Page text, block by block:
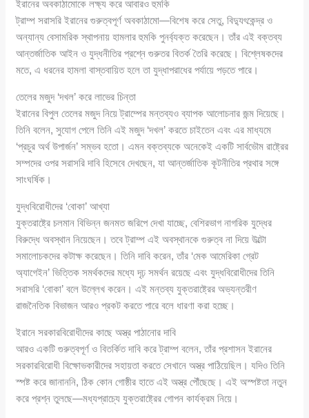
ইরানের অবকাঠামোকে লক্ষ্য করে আবারও হুমকি
ট্রাম্প সরাসরি ইরানের গুরুত্বপূর্ণ অবকাঠামো—বিশেষ করে সেতু, বিদ্যুৎকেন্দ্র ও
অন্যান্য বেসামরিক স্থাপনায় হামলার হুমকি পুনর্ব্যক্ত করেছেন। তাঁর এই বক্তব্য
আন্তর্জাতিক আইন ও যুদ্ধনীতির প্রশ্নে গুরুতর বিতর্ক তৈরি করেছে। বিশ্লেষকদের
মতে, এ ধরনের হামলা বাস্তবায়িত হলে তা যুদ্ধাপরাধের পর্যায়ে পড়তে পারে।
তেলের মজুদ ‘দখল’ করে লাভের চিন্তা
ইরানের বিপুল তেলের মজুদ নিয়ে ট্রাম্পের মন্তব্যও ব্যাপক আলোচনার জন্ম দিয়েছে।
তিনি বলেন, সুযোগ পেলে তিনি এই মজুদ ‘দখল’ করতে চাইতেন এবং এর মাধ্যমে
‘প্রচুর অর্থ উপার্জন’ সম্ভব হতো। এমন বক্তব্যকে অনেকেই একটি সার্বভৌম রাষ্ট্রের
সম্পদের ওপর সরাসরি দাবি হিসেবে দেখছেন, যা আন্তর্জাতিক কূটনীতির প্রথার সঙ্গে
সাংঘর্ষিক।
যুদ্ধবিরোধীদের ‘বোকা’ আখ্যা
যুক্তরাষ্ট্রে চলমান বিভিন্ন জনমত জরিপে দেখা যাচ্ছে, বেশিরভাগ নাগরিক যুদ্ধের
বিরুদ্ধে অবস্থান নিয়েছেন। তবে ট্রাম্প এই অবস্থানকে গুরুত্ব না দিয়ে উল্টো
সমালোচকদের কটাক্ষ করেছেন। তিনি দাবি করেন, তাঁর ‘মেক আমেরিকা গ্রেট
অ্যাগেইন’ ভিত্তিক সমর্থকদের মধ্যে দৃঢ় সমর্থন রয়েছে এবং যুদ্ধবিরোধীদের তিনি
সরাসরি ‘বোকা’ বলে উল্লেখ করেন। এই মন্তব্য যুক্তরাষ্ট্রের অভ্যন্তরীণ
রাজনৈতিক বিভাজন আরও প্রকট করতে পারে বলে ধারণা করা হচ্ছে।
ইরানে সরকারবিরোধীদের কাছে অস্ত্র পাঠানোর দাবি
আরও একটি গুরুত্বপূর্ণ ও বিতর্কিত দাবি করে ট্রাম্প বলেন, তাঁর প্রশাসন ইরানের
সরকারবিরোধী বিক্ষোভকারীদের সহায়তা করতে সেখানে অস্ত্র পাঠিয়েছিল। যদিও তিনি
স্পষ্ট করে জানাননি, ঠিক কোন গোষ্ঠীর হাতে এই অস্ত্র পৌঁছেছে। এই অস্পষ্টতা নতুন
করে প্রশ্ন তুলছে—মধ্যপ্রাচ্যে যুক্তরাষ্ট্রের গোপন কার্যক্রম নিয়ে।